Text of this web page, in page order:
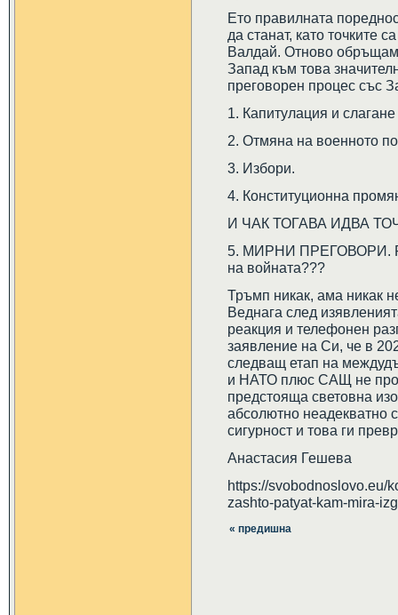
Ето правилната
да станат, като точките
Валдай. Отново
Запад към това
преговорен процес със
1. Капитулация и
2. Отмяна на военното
3. Избори.
4. Конституционна
И ЧАК ТОГАВА ИДВА
5. МИРНИ ПРЕГОВОРИ.
на войната???
Тръмп никак, ама никак
Веднага след
реакция и телефонен
заявление на Си, че в
следващ етап на
и НАТО плюс САЩ не
предстояща световна
абсолютно неадекватно
сигурност и това ги
Анастасия Гешева
https://svobodnoslovo.eu/
zashto-patyat-kam-mira-
« предишна